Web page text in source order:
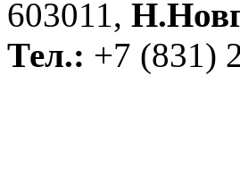
603011,
Тел.: +7 (831)